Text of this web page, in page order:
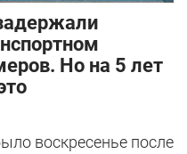
Но на 5 лет
воскресенье после